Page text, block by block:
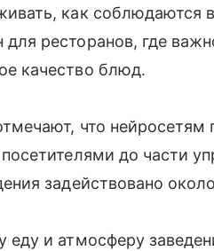
как соблюдаются
ресторанов, где
качество блюд.
что
до части
задействовано
еду и атмосферу